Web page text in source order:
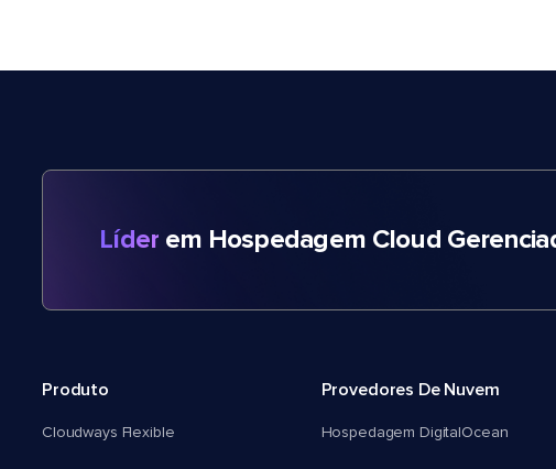
Líder em Hospedagem Cloud
Produto
Cloudways Flexible
Provedores De Nuvem
Hospedagem DigitalOcean